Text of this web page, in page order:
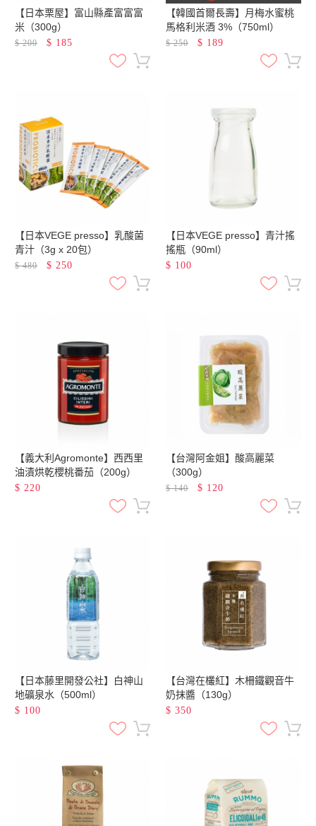
【日本栗屋】富山縣產富富富
米（300g）
$200 $ 185
【韓國首爾長壽】月梅水蜜桃
馬格利米酒 3%（750ml）
$250 $ 189
【日本VEGE presso】乳酸菌
青汁（3g x 20包）
$480 $ 250
【日本VEGE presso】青汁搖
搖瓶（90ml）
$ 100
【義大利Agromonte】西西里
油漬烘乾櫻桃番茄（200g）
$ 220
【台灣阿金姐】酸高麗菜
（300g）
$140 $ 120
【日本藤里開發公社】白神山
地礦泉水（500ml）
$ 100
【台灣在欉紅】木柵鐵觀音牛
奶抹醬（130g）
$ 350